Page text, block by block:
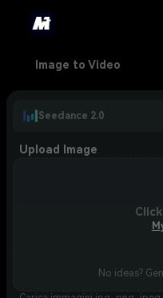
Image to Video
Seedance 2.0
Upload Image
No ideas?